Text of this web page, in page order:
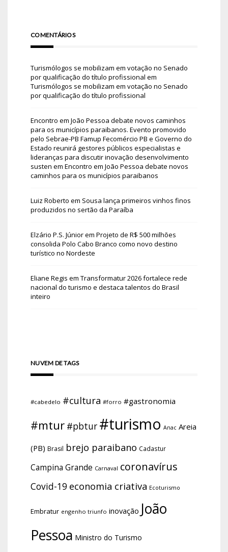
COMENTÁRIOS
Turismólogos se mobilizam em votação no Senado
por qualificação do título profissional em
Turismólogos se mobilizam em votação no Senado
por qualificação do título profissional
Encontro em João Pessoa debate novos caminhos
para os municípios paraibanos. Evento promovido
pelo Sebrae-PB Famup Fecomércio PB e Governo do
Estado reunirá gestores públicos especialistas e
lideranças para discutir inovação desenvolvimento
susten em Encontro em João Pessoa debate novos
caminhos para os municípios paraibanos
Luiz Roberto em Sousa lança primeiros vinhos finos
produzidos no sertão da Paraíba
Elzário P.S. Júniorem Projeto de R$ 500 milhões
consolida Polo Cabo Branco como novo destino
turístico no Nordeste
Eliane Regis em Transformatur 2026 fortalece rede
nacional do turismo e destaca talentos do Brasil
inteiro
NUVEM DE TAGS
#cabedelo #cultura #forro #gastronomia
#mtur #pbtur #turismo Anac Areia
(PB) Brasil brejo paraibano Cadastur
Campina Grande Carnaval coronavírus
Covid-19 economia criativa Ecoturismo
Embratur engenho triunfo inovação João
Pessoa Ministro do Turismo